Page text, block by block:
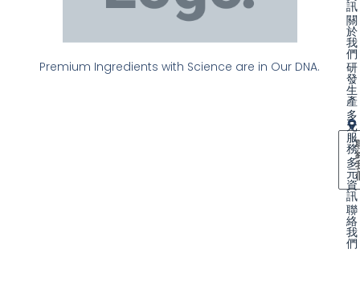
Premium Ingredients with Science are in Our DNA.
訊
關
於
我
們
研
發
生
產
多
元
服
務
多
元
資
訊
聯
絡
我
們